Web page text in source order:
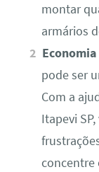
montar
armários
pode ser
Com a
Itapevi
concentre